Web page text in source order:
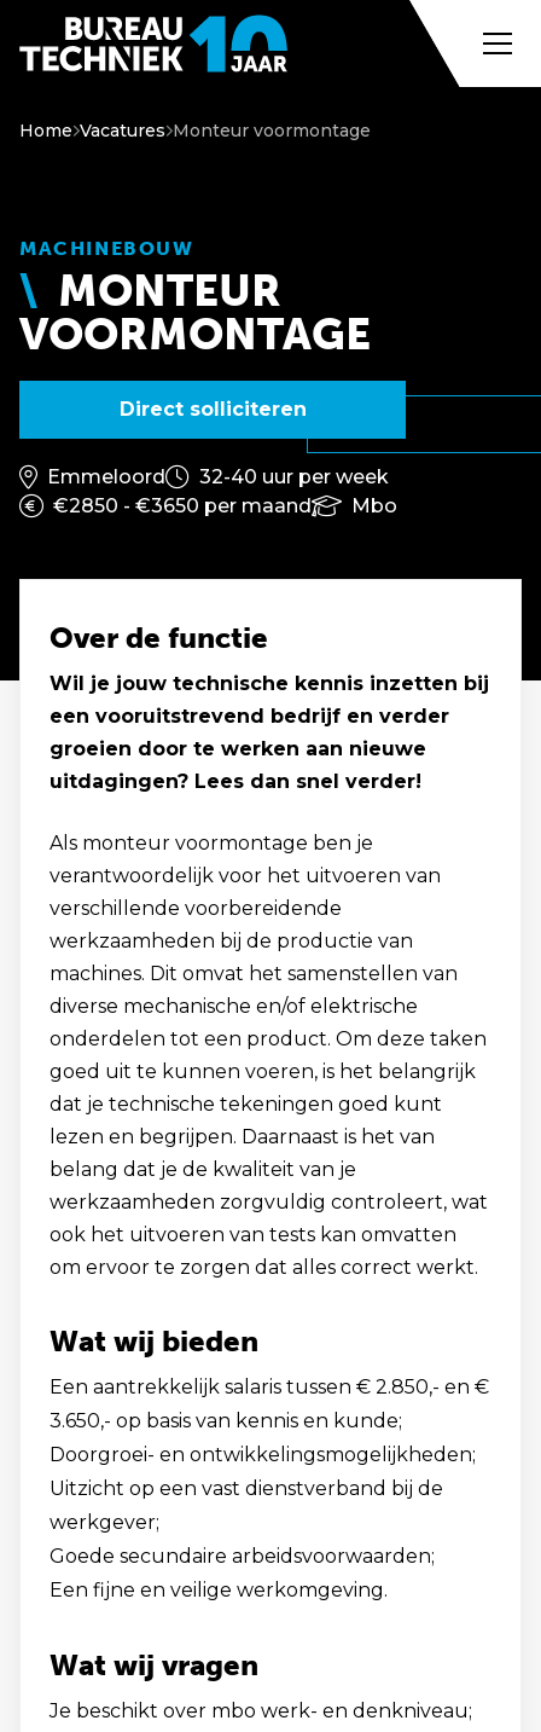
Home Vacatures Monteur voormontage
MACHINEBOUW
MONTEUR
VOORMONTAGE
Direct solliciteren
Emmeloord
32-40 uur per week
€2850 - €3650 per maand
Mbo
Over de functie
Wil je jouw technische kennis inzetten bij
een vooruitstrevend bedrijf en verder
groeien door te werken aan nieuwe
uitdagingen? Lees dan snel verder!
Als monteur voormontage ben je
verantwoordelijk voor het uitvoeren van
verschillende voorbereidende
werkzaamheden bij de productie van
machines. Dit omvat het samenstellen van
diverse mechanische en/of elektrische
onderdelen tot een product. Om deze taken
goed uit te kunnen voeren, is het belangrijk
dat je technische tekeningen goed kunt
lezen en begrijpen. Daarnaast is het van
belang dat je de kwaliteit van je
werkzaamheden zorgvuldig controleert, wat
ook het uitvoeren van tests kan omvatten
om ervoor te zorgen dat alles correct werkt.
Wat wij bieden
Een aantrekkelijk salaris tussen € 2.850,- en €
3.650,- op basis van kennis en kunde;
Doorgroei- en ontwikkelingsmogelijkheden;
Uitzicht op een vast dienstverband bij de
werkgever;
Goede secundaire arbeidsvoorwaarden;
Een fijne en veilige werkomgeving.
Wat wij vragen
Je beschikt over mbo werk- en denkniveau;